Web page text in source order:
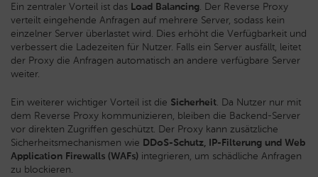
Ein zentraler Vorteil ist das Load Balancing. Der Reverse Proxy
verteilt eingehende Anfragen auf mehrere Server, sodass kein
einzelner Server überlastet wird. Dies erhöht die Verfügbarkeit und
verbessert die Ladezeiten für Nutzer. Falls ein Server ausfällt, leitet
der Proxy die Anfragen automatisch an andere verfügbare Server
weiter.
Ein weiterer wichtiger Vorteil ist die Sicherheit. Da Nutzer nur mit
dem Reverse Proxy kommunizieren, bleiben die Backend-Server
vor direkten Zugriffen geschützt. Der Proxy kann zusätzliche
Sicherheitsmechanismen wie DDoS-Schutz, IP-Filterung und Web
Application Firewalls (WAFs) integrieren, um schädliche Anfragen
zu blockieren.